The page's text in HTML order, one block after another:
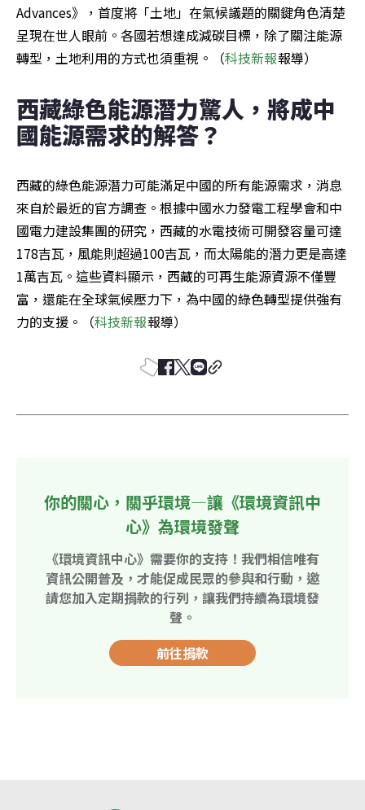
Advances》，首度將「土地」在氣候議題的關鍵角色清楚
呈現在世人眼前。各國若想達成減碳目標，除了關注能源
轉型，土地利用的方式也須重視。（科技新報報導）
西藏綠色能源潛力驚人，將成中
國能源需求的解答？
西藏的綠色能源潛力可能滿足中國的所有能源需求，消息
來自於最近的官方調查。根據中國水力發電工程學會和中
國電力建設集團的研究，西藏的水電技術可開發容量可達
178吉瓦，風能則超過100吉瓦，而太陽能的潛力更是高達
1萬吉瓦。這些資料顯示，西藏的可再生能源資源不僅豐
富，還能在全球氣候壓力下，為中國的綠色轉型提供強有
力的支援。（科技新報報導）
你的關心，關乎環境—讓《環境資訊中
心》為環境發聲
《環境資訊中心》需要你的支持！我們相信唯有
資訊公開普及，才能促成民眾的參與和行動，邀
請您加入定期捐款的行列，讓我們持續為環境發
聲。
前往捐款